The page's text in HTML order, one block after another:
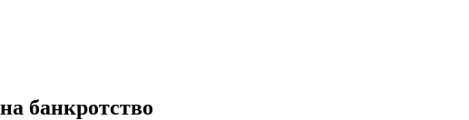
банкротство